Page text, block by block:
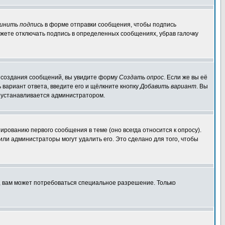
подпись в форме отправки сообщения, чтобы подпись
отключать подпись в определенных сообщениях, убрав галочку
создания сообщений, вы увидите форму Создать опрос. Если же вы её
ответа, введите его и щёлкните кнопкуДобавить вариант. Вы
администратором.
первого сообщения в теме (оно всегда относится к опросу).
администраторы могут удалить его. Это сделано для того, чтобы
может потребоваться специальное разрешение. Только